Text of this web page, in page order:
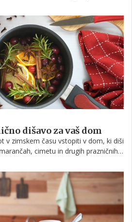
slednjega začnite zabijati brez
je recept za katastrofo. Jasno si
bo končni učinek. Sledi nekaj idej in
dišavo za vaš dom
v zimskem času vstopiti v dom, ki diši
cimetu in drugih prazničnih
če želite, da se vonj obdrži dlje
pripravite domačo dišavo.